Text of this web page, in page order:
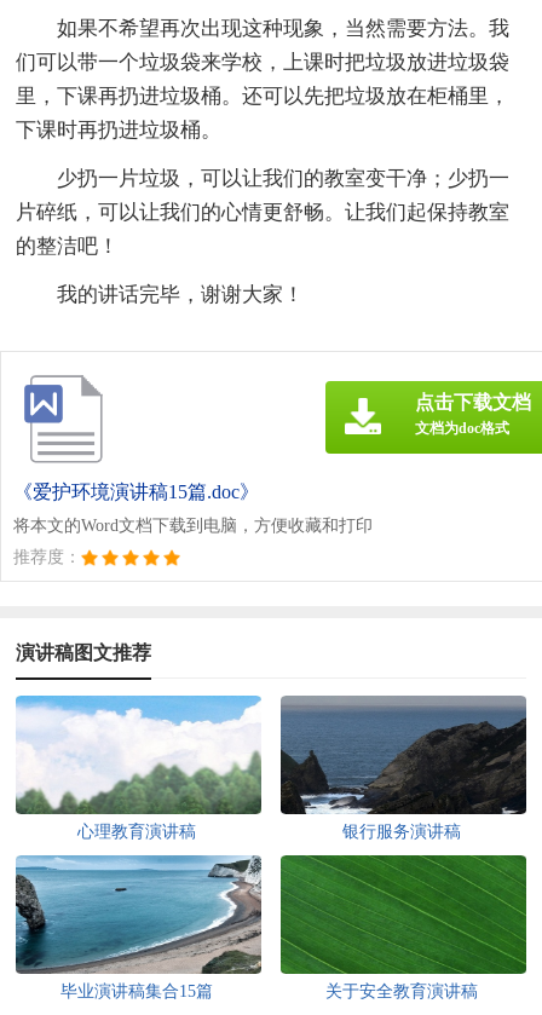
如果不希望再次出现这种现象，当然需要方法。我
们可以带一个垃圾袋来学校，上课时把垃圾放进垃圾袋
里，下课再扔进垃圾桶。还可以先把垃圾放在柜桶里，
下课时再扔进垃圾桶。
少扔一片垃圾，可以让我们的教室变干净；少扔一
片碎纸，可以让我们的心情更舒畅。让我们起保持教室
的整洁吧！
我的讲话完毕，谢谢大家！
《爱护环境演讲稿15篇.doc》
将本文的Word文档下载到电脑，方便收藏和打印
推荐度：
点击下载文档
文档为doc格式
演讲稿图文推荐
心理教育演讲稿 银行服务演讲稿
毕业演讲稿集合15篇 关于安全教育演讲稿